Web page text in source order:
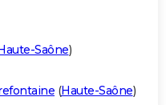
Saône)
(Haute-Saône)